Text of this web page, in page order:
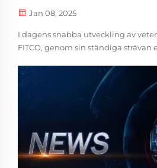
Jan 08, 2025
I dagens snabba utveckling av
FITCO, genom sin ständiga strävan
'en homogeniserad